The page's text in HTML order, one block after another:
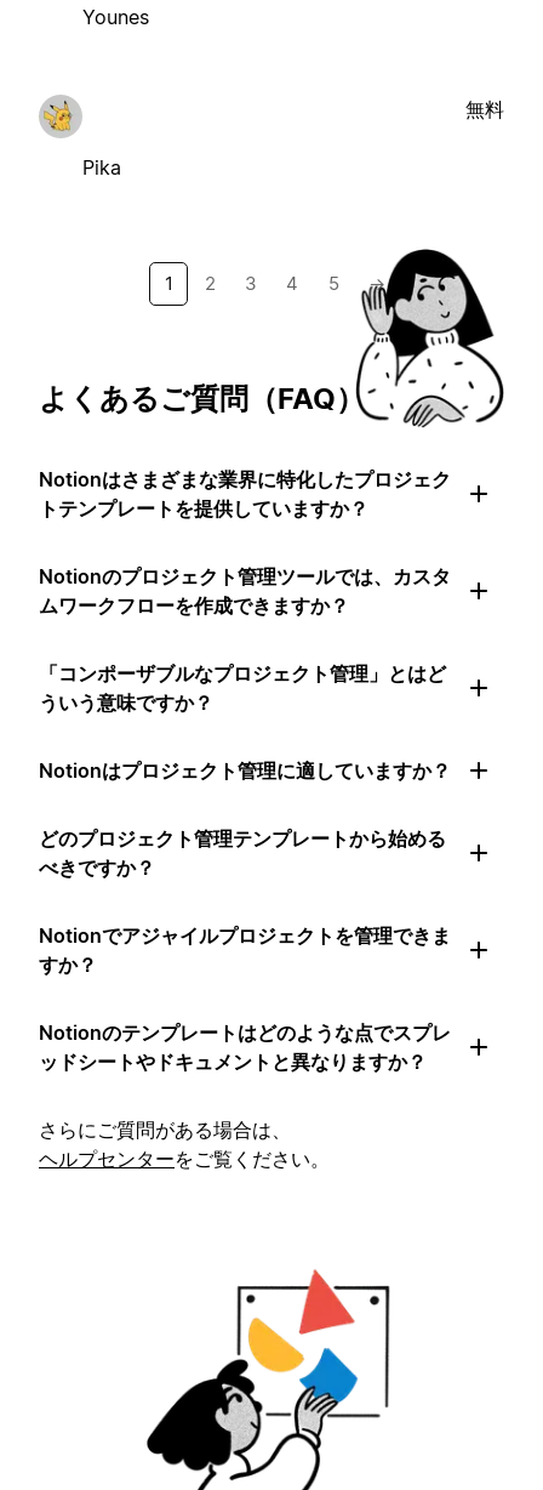
Younes
Pika
無料
1 2 3 4 5 →
よくあるご質問（FAQ）
Notionはさまざまな業界に特化したプロジェク
トテンプレートを提供していますか？
Notionのプロジェクト管理ツールでは、カスタ
ムワークフローを作成できますか？
「コンポーザブルなプロジェクト管理」とはど
ういう意味ですか？
Notionはプロジェクト管理に適していますか？
どのプロジェクト管理テンプレートから始める
べきですか？
Notionでアジャイルプロジェクトを管理できま
すか？
Notionのテンプレートはどのような点でスプレ
ッドシートやドキュメントと異なりますか？
さらにご質問がある場合は、
ヘルプセンターをご覧ください。